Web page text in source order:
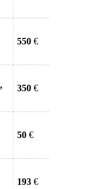
550 €
350 €
50 €
193 €